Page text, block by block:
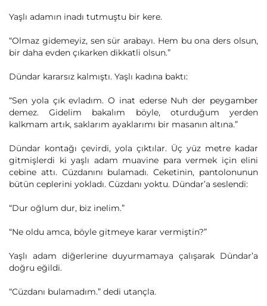
Yaşlı adamın inadı tutmuştu bir kere.
“Olmaz gidemeyiz, sen sür arabayı. Hem bu ona ders olsun,
bir daha evden çıkarken dikkatli olsun.”
Dündar kararsız kalmıştı. Yaşlı kadına baktı:
“Sen yola çık evladım. O inat ederse Nuh der peygamber
demez. Gidelim bakalım böyle, oturduğum yerden
kalkmam artık, saklarım ayaklarımı bir masanın altına.”
Dündar kontağı çevirdi, yola çıktılar. Üç yüz metre kadar
gitmişlerdi ki yaşlı adam muavine para vermek için elini
cebine attı. Cüzdanını bulamadı. Ceketinin, pantolonunun
bütün ceplerini yokladı. Cüzdanı yoktu. Dündar’a seslendi:
“Dur oğlum dur, biz inelim.”
“Ne oldu amca, böyle gitmeye karar vermiştin?”
Yaşlı adam diğerlerine duyurmamaya çalışarak Dündar’a
doğru eğildi.
“Cüzdanı bulamadım.” dedi utançla.